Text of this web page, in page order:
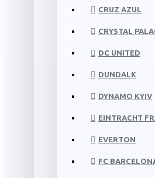
CRUZ AZUL
CRYSTAL
DC UNITED
DUNDALK
DYNAMO KYIV
EINTRACHT
EVERTON
FC